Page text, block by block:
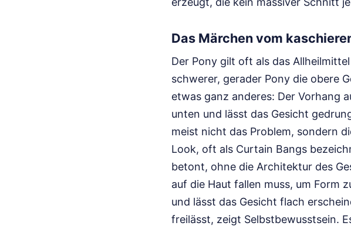
Das Märchen vom
Der Pony gilt oft als das
schwerer, gerader Pony die obere
etwas ganz anderes: Der Vorhang
unten und lässt das Gesicht
meist nicht das Problem, sondern
Look, oft als Curtain Bangs
betont, ohne die Architektur des
auf die Haut fallen muss, um Form
und lässt das Gesicht flach
freilässt, zeigt Selbstbewusstsein.